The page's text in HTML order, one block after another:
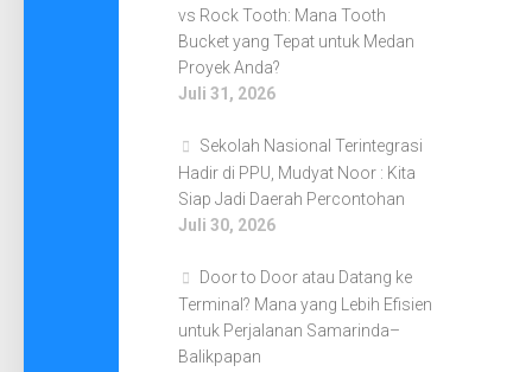
vs Rock Tooth: Mana Tooth
Bucket yang Tepat untuk Medan
Proyek Anda?
Juli 31, 2026
Sekolah Nasional Terintegrasi
Hadir di PPU, Mudyat Noor : Kita
Siap Jadi Daerah Percontohan
Juli 30, 2026
Door to Door atau Datang ke
Terminal? Mana yang Lebih Efisien
untuk Perjalanan Samarinda–
Balikpapan